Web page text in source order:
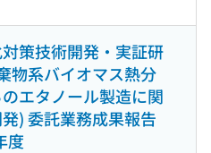
策技術開発・実証研
物系バイオマス熱分
エタノール製造に関
) 委託業務成果報告
度